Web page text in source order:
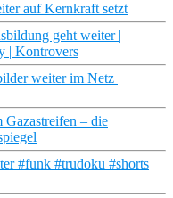
auf Kernkraft setzt
geht weiter |
| Kontrovers
weiter im Netz |
– die
#funk #trudoku #shorts